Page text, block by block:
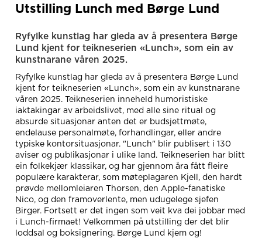
Utstilling Lunch med Børge Lund
Ryfylke kunstlag har gleda av å presentera Børge
Lund kjent for teikneserien «Lunch», som ein av
kunstnarane våren 2025.
Ryfylke kunstlag har gleda av å presentera Børge Lund
kjent for teikneserien «Lunch», som ein av kunstnarane
våren 2025. Teikneserien inneheld humoristiske
iaktakingar av arbeidslivet, med alle sine ritual og
absurde situasjonar anten det er budsjettmøte,
endelause personalmøte, forhandlingar, eller andre
typiske kontorsituasjonar. "Lunch" blir publisert i 130
aviser og publikasjonar i ulike land. Teikneserien har blitt
ein folkekjær klassikar, og har gjennom åra fått fleire
populære karakterar, som møteplagaren Kjell, den hardt
prøvde mellomleiaren Thorsen, den Apple-fanatiske
Nico, og den framoverlente, men udugelege sjefen
Birger. Fortsett er det ingen som veit kva dei jobbar med
i Lunch-firmaet! Velkommen på utstilling der det blir
loddsal og boksignering. Børge Lund kjem og!